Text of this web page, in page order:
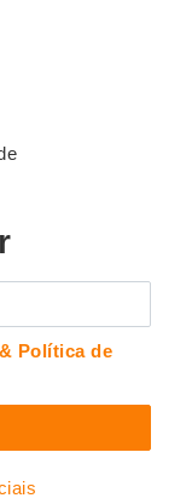
Política de